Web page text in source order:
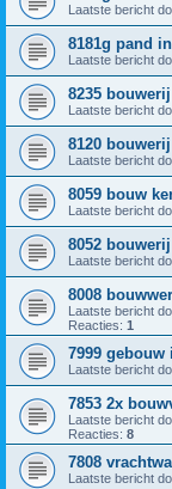
Laatste bericht
8181g pand
Laatste bericht
8235 bouwerij
Laatste bericht
8120 bouwerij
Laatste bericht
8059 bouw
Laatste bericht
8052 bouwerij
Laatste bericht
8008
Laatste bericht
Reacties: 1
7999 gebouw
Laatste bericht
7853 2x
Laatste bericht
Reacties: 8
7808
Laatste bericht